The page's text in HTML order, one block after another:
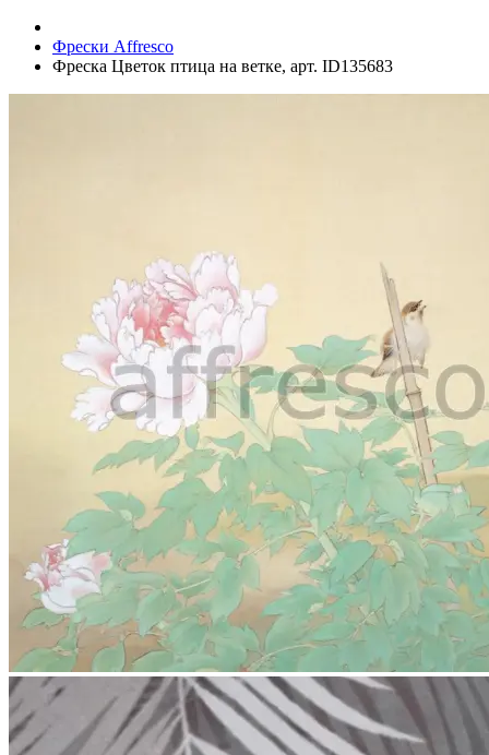
Фрески Affresco
Фреска Цветок птица на ветке, арт. ID135683